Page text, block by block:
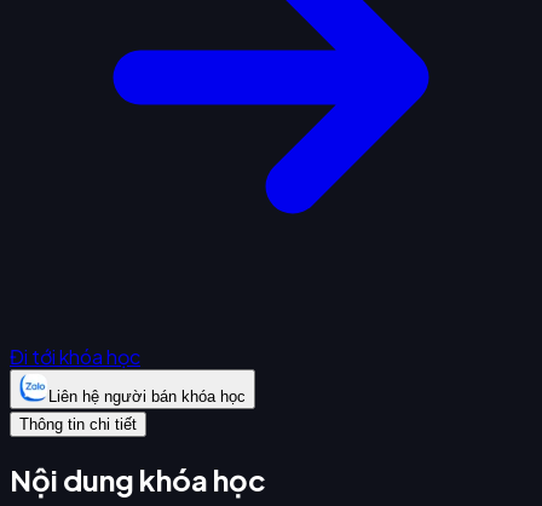
Đi tới khóa học
Liên hệ người bán khóa học
Thông tin chi tiết
Nội dung khóa học